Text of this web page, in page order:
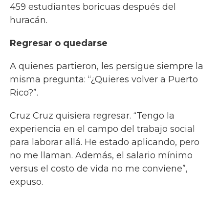
459 estudiantes boricuas después del
huracán.
Regresar o quedarse
A quienes partieron, les persigue siempre la
misma pregunta: “¿Quieres volver a Puerto
Rico?”.
Cruz Cruz quisiera regresar. “Tengo la
experiencia en el campo del trabajo social
para laborar allá. He estado aplicando, pero
no me llaman. Además, el salario mínimo
versus el costo de vida no me conviene”,
expuso.